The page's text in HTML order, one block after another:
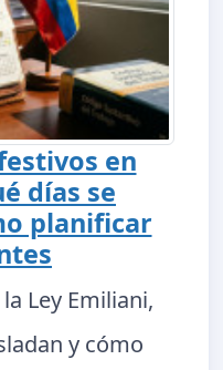
en
días se
planificar
Ley Emiliani,
y cómo